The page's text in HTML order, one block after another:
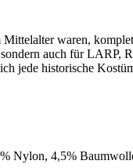
waren,
auch für LARP,
jede historische
Nylon, 4,5%